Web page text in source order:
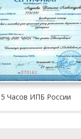
5 Часов ИПБ России